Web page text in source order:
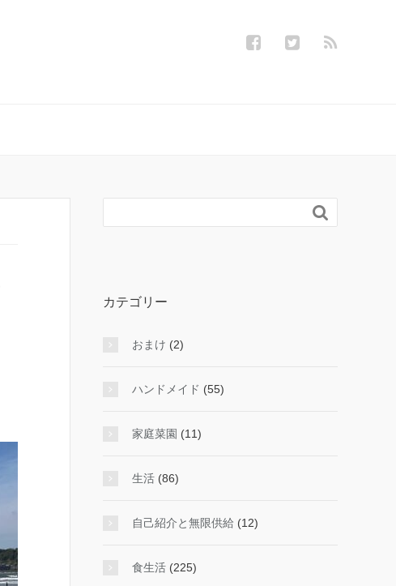

カテゴリー
おまけ (2)
ハンドメイド (55)
家庭菜園 (11)
生活 (86)
自己紹介と無限供給 (12)
食生活 (225)